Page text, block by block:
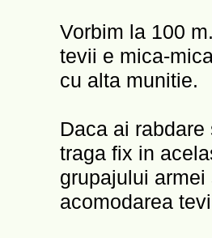
Vorbim la 100
tevii e mica-
cu alta munitie.
Daca ai
traga fix in
grupajului
acomodarea